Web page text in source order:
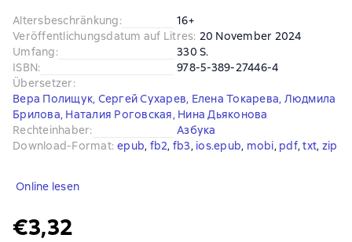
Altersbeschränkung:
16+
Veröffentlichungsdatum auf Litres: 20 November 2024
Umfang:
330 S.
ISBN:
978-5-389-27446-4
Übersetzer:
Вера Полищук, Сергей Сухарев, Елена Токарева, Людмила
Брилова, Наталия Роговская, Нина Дьяконова
Rechteinhaber:
Азбука
Download-Format: epub, fb2, fb3, ios.epub, mobi, pdf, txt, zip
Online lesen
€3,32